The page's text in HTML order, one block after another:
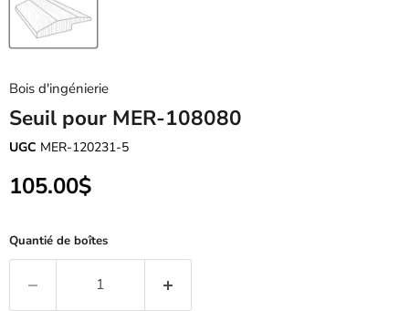
Bois d'ingénierie
Seuil pour MER-108080
UGC MER-120231-5
Prix actuel
105.00$
Quantié de boîtes